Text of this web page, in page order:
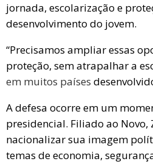
jornada, escolarização e
desenvolvimento do jovem.
“Precisamos ampliar essas
proteção, sem atrapalhar a
em muitos países
A defesa ocorre em um
presidencial. Filiado ao Novo,
nacionalizar sua imagem
temas de economia,